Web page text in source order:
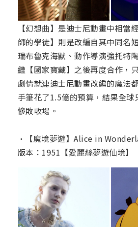
【幻想曲】是迪士尼動畫中相當
師的學徒】則是改編自其中同名
瑞布魯克海默、動作導演強托特
繼【國家寶藏】之後再度合作，
劇情就連迪士尼動畫改編的魔法
手筆花了1.5億的預算，結果全球
慘敗收場。
•【魔境夢遊】Alice in
版本：1951【愛麗絲夢遊仙境】